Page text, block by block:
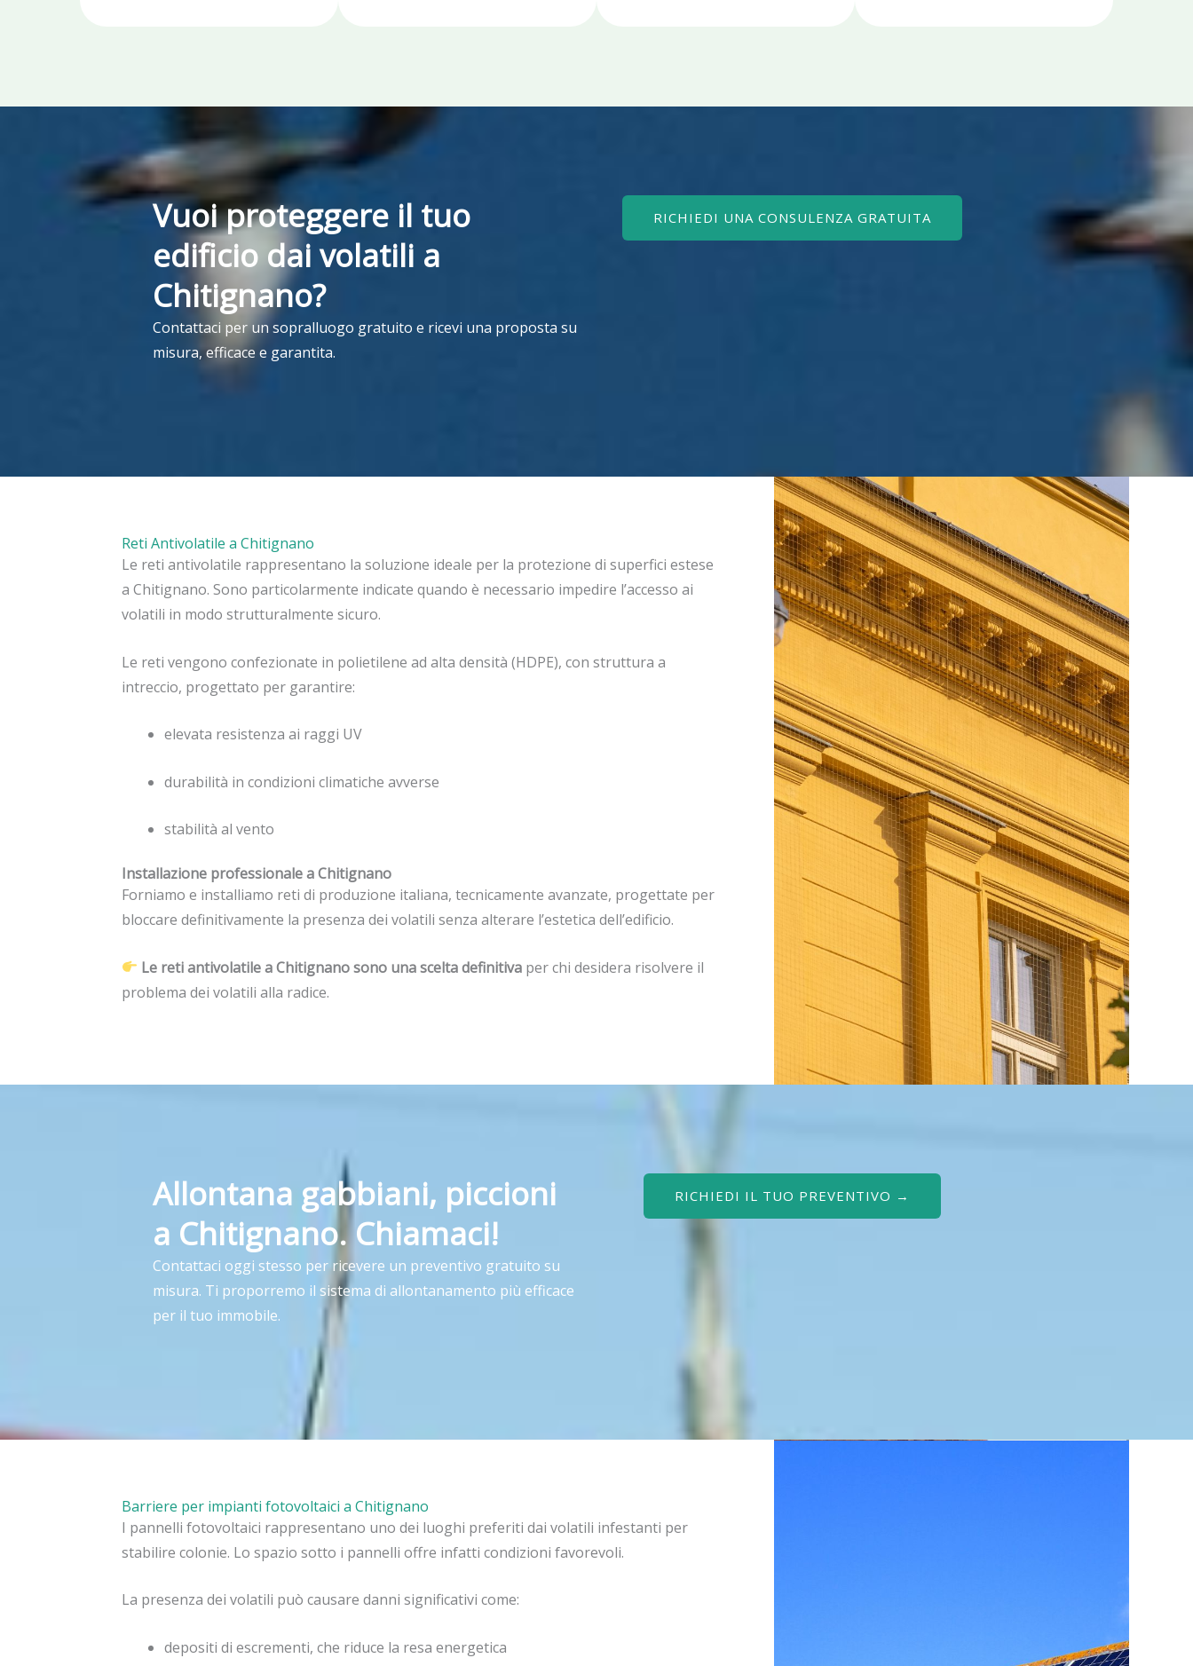
Vuoi proteggere il tuo
edificio dai volatili a
Chitignano?
Contattaci per un sopralluogo gratuito e ricevi una proposta su
misura, efficace e garantita.
RICHIEDI UNA CONSULENZA GRATUITA
Reti Antivolatile a Chitignano
Le reti antivolatile rappresentano la soluzione ideale per la protezione di superfici estese
a Chitignano. Sono particolarmente indicate quando è necessario impedire l’accesso ai
volatili in modo strutturalmente sicuro.
Le reti vengono confezionate in polietilene ad alta densità (HDPE), con struttura a
intreccio, progettato per garantire:
elevata resistenza ai raggi UV
durabilità in condizioni climatiche avverse
stabilità al vento
Installazione professionale a Chitignano
Forniamo e installiamo reti di produzione italiana, tecnicamente avanzate, progettate per
bloccare definitivamente la presenza dei volatili senza alterare l’estetica dell’edificio.
Le reti antivolatile a Chitignano sono una scelta definitiva per chi desidera risolvere il
problema dei volatili alla radice.
Allontana gabbiani, piccioni
a Chitignano. Chiamaci!
Contattaci oggi stesso per ricevere un preventivo gratuito su
misura. Ti proporremo il sistema di allontanamento più efficace
per il tuo immobile.
RICHIEDI IL TUO PREVENTIVO →
Barriere per impianti fotovoltaici a Chitignano
I pannelli fotovoltaici rappresentano uno dei luoghi preferiti dai volatili infestanti per
stabilire colonie. Lo spazio sotto i pannelli offre infatti condizioni favorevoli.
La presenza dei volatili può causare danni significativi come:
depositi di escrementi, che riduce la resa energetica